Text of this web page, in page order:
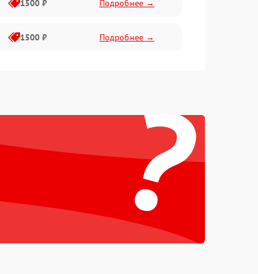
1500 ₽ Подробнее →
1500 ₽ Подробнее →
?